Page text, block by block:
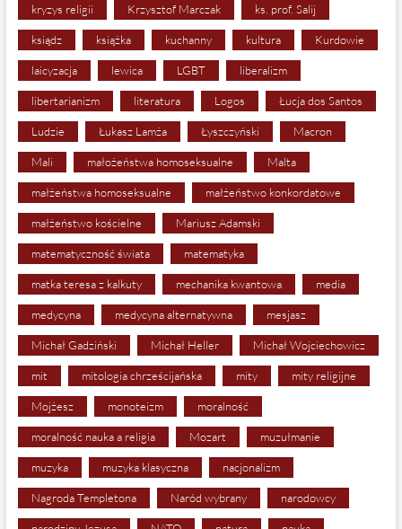
kryzys religii Krzysztof Marczak ks. prof. Salij
ksiądz książka kuchanny kultura Kurdowie
laicyzacja lewica LGBT liberalizm
libertarianizm literatura Logos Łucja dos Santos
Ludzie Łukasz Lamża Łyszczyński Macron
Mali małożeństwa homoseksualne Malta
małżeństwa homoseksualne małżeństwo konkordatowe
małżeństwo kościelne Mariusz Adamski
matematyczność świata matematyka
matka teresa z kalkuty mechanika kwantowa media
medycyna medycyna alternatywna mesjasz
Michał Gadziński Michał Heller Michał Wojciechowicz
mit mitologia chrześcijańska mity mity religijne
Mojżesz monoteizm moralność
moralność nauka a religia Mozart muzułmanie
muzyka muzyka klasyczna nacjonalizm
Nagroda Templetona Naród wybrany narodowcy